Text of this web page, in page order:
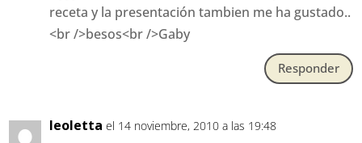
receta y la presentación tambien me ha gustado..
<br />besos<br />Gaby
Responder
leoletta el 14 noviembre, 2010 a las 19:48